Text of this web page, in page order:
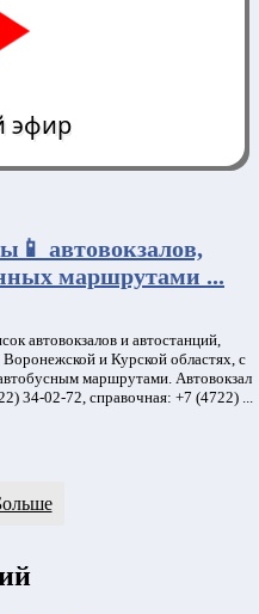
эфир
автовокзалов,
маршрутами ...
автовокзалов и автостанций,
и Курской областях, с
маршрутами. Автовокзал
34-02-72, справочная: +7 (4722) ...